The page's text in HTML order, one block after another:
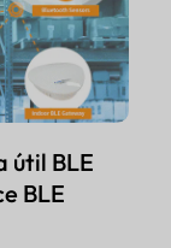
útil BLE
BLE